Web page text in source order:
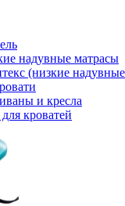
надувные матрасы
(низкие
и кресла
кроватей